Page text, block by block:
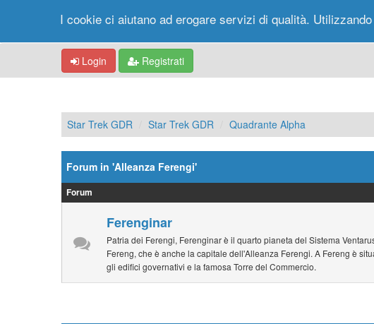
Login Registrati
Star Trek GDR Star Trek GDR Quadrante Alpha
Forum in 'Alleanza Ferengi'
Forum
Ferenginar
Patria dei Ferengi, Ferenginar è il quarto pianeta del Sistema
Fereng, che è anche la capitale dell'Alleanza Ferengi. A Fereng è
gli edifici governativi e la famosa Torre del Commercio.
I cookie ci aiutano ad erogare servizi di qualità.